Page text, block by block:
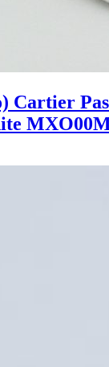
Cartier